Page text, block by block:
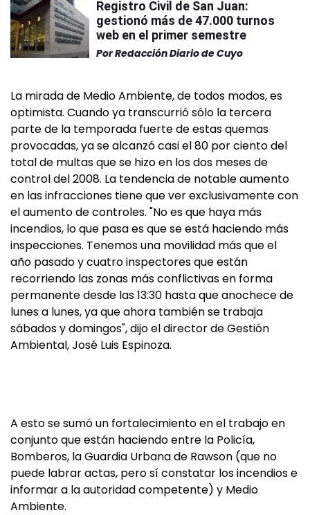
Registro Civil de San Juan:
gestionó más de 47.000 turnos
web en el primer semestre
PorRedacción Diario de Cuyo
La mirada de Medio Ambiente, de todos modos, es
optimista. Cuando ya transcurrió sólo la tercera
parte de la temporada fuerte de estas quemas
provocadas, ya se alcanzó casi el 80 por ciento del
total de multas que se hizo en los dos meses de
control del 2008. La tendencia de notable aumento
en las infracciones tiene que ver exclusivamente con
el aumento de controles. "No es que haya más
incendios, lo que pasa es que se está haciendo más
inspecciones. Tenemos una movilidad más que el
año pasado y cuatro inspectores que están
recorriendo las zonas más conflictivas en forma
permanente desde las 13:30 hasta que anochece de
lunes a lunes, ya que ahora también se trabaja
sábados y domingos", dijo el director de Gestión
Ambiental, José Luis Espinoza.
A esto se sumó un fortalecimiento en el trabajo en
conjunto que están haciendo entre la Policía,
Bomberos, la Guardia Urbana de Rawson (que no
puede labrar actas, pero sí constatar los incendios e
informar a la autoridad competente) y Medio
Ambiente.